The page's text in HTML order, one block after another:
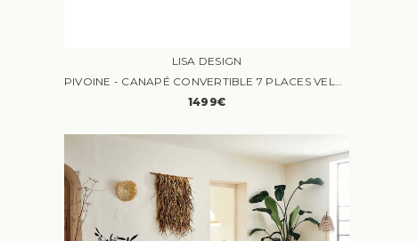
LISA DESIGN
PIVOINE - CANAPÉ CONVERTIBLE 7 PLACES VELOURS ROUGE
1499€